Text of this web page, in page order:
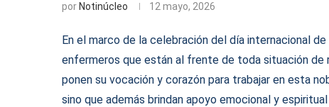
por Notinúcleo 12 mayo, 2026
En el marco de la celebración del día internacional
enfermeros que están al frente de toda situación de
ponen su vocación y corazón para trabajar en esta
sino que además brindan apoyo emocional y